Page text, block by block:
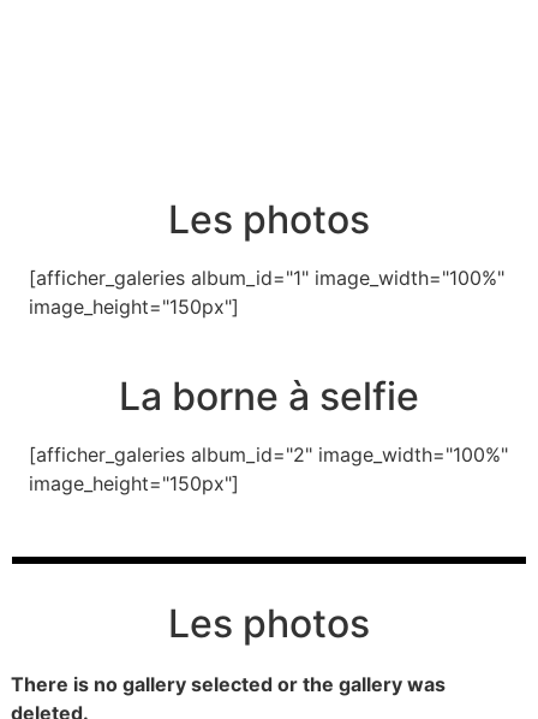
Les photos
[afficher_galeries album_id="1" image_width="100%"
image_height="150px"]
La borne à selfie
[afficher_galeries album_id="2" image_width="100%"
image_height="150px"]
Les photos
There is no gallery selected or the gallery was
deleted.